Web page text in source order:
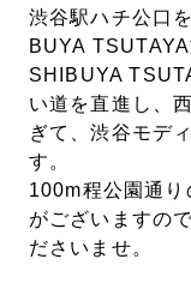
渋谷駅ハチ公口
BUYA
SHIBUYA
い道を直進し、
ぎて、渋谷モデ
す。
100m程公園通
がございますの
ださいませ。